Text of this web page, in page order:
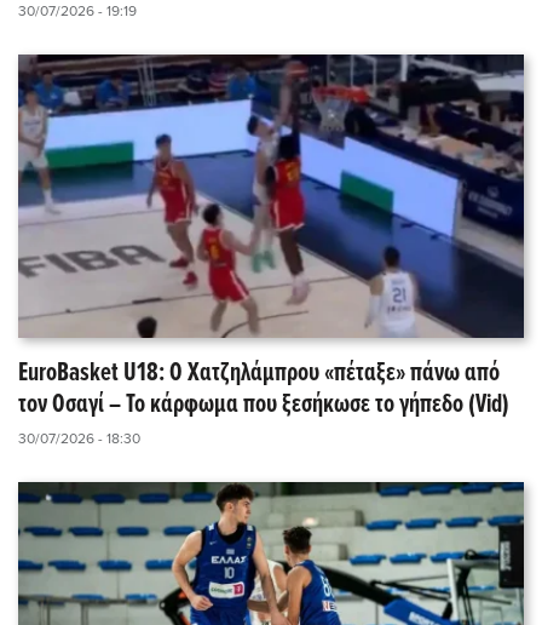
30/07/2026 - 19:19
EuroBasket U18: Ο Χατζηλάμπρου «πέταξε» πάνω από
τον Οσαγί – Το κάρφωμα που ξεσήκωσε το γήπεδο (Vid)
30/07/2026 - 18:30